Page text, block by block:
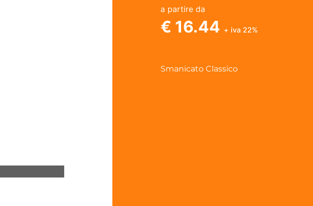
a partire da
€ 16.44 + iva 22%
Smanicato Classico